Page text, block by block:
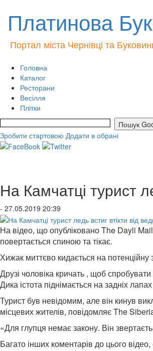
Платинова
Портал міста Чернівці та
Головна
Каталог
Ресторани
Весілля
Плітки
Зробити стартовою Додати в обрані
На Камчатці турист
- 27.05.2019 20:39
На відео, що опубліковано The Dayli
повертається спиною та тікає.
Хижак миттєво кидається на потенційну
Друзі чоловіка кричать , щоб
Дика істота піднімається на задніх
Турист був невідомим, але він кинув
місцевих жителів, повідомляє The
«Для глупця немає закону. Він
Багато інших коментарів до цього